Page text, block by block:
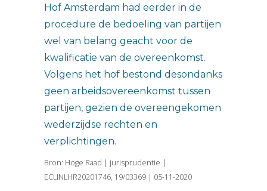
Hof Amsterdam had eerder in de
procedure de bedoeling van partijen
wel van belang geacht voor de
kwalificatie van de overeenkomst.
Volgens het hof bestond desondanks
geen arbeidsovereenkomst tussen
partijen, gezien de overeengekomen
wederzijdse rechten en
verplichtingen.
Bron: Hoge Raad | jurisprudentie |
ECLINLHR20201746, 19/03369 | 05-11-2020